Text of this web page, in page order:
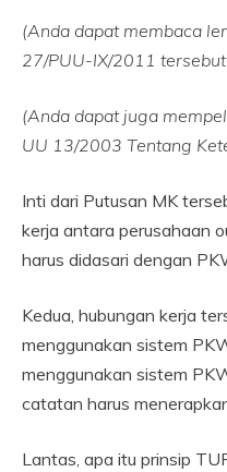
(Anda dapat membaca
27/PUU-IX/2011 tersebut
(Anda dapat juga
UU 13/2003 Tentang
Inti dari Putusan MK
kerja antara perusahaan
harus didasari dengan
Kedua, hubungan kerja
menggunakan sistem
menggunakan sistem
catatan harus
Lantas, apa itu prinsip